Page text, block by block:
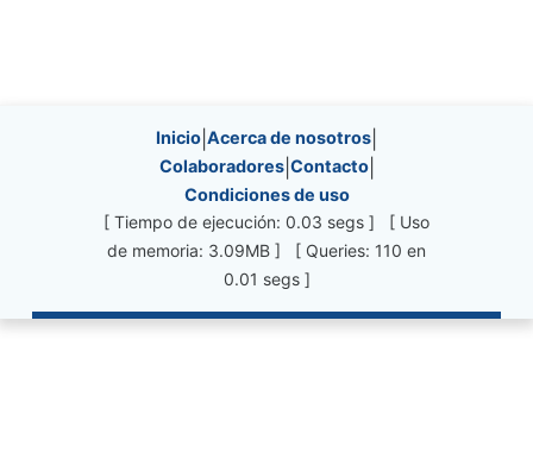
Site information, links, etc.
Inicio Acerca de nosotros
Colaboradores| Contacto|
Condiciones de uso
[ Tiempo de ejecución: 0.03 segs ] [ Uso
de memoria: 3.09MB ] [ Queries: 110 en
0.01 segs ]